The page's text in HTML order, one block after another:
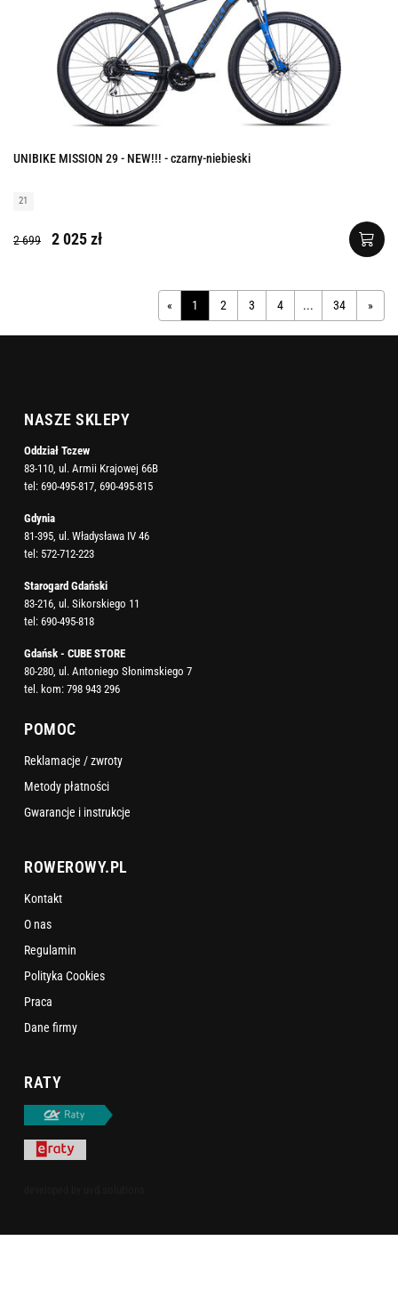
UNIBIKE MISSION 29 - NEW!!! - czarny-niebieski
21
2 699 2 025 zł
« 1 2 3 4 ... 34 »
NASZE SKLEPY
Oddział Tczew
83-110, ul. Armii Krajowej 66B
tel: 690-495-817 690-495-815
Gdynia
81-395, ul. Władysława IV 46
tel: 572-712-223
Starogard Gdański
83-216, ul. Sikorskiego 11
tel: 690-495-818
Gdańsk - CUBE STORE
80-280, ul. Antoniego Słonimskiego 7
tel. kom: 798 943 296
POMOC
Reklamacje / zwroty
Metody płatności
Gwarancje i instrukcje
ROWEROWY.PL
Kontakt
O nas
Regulamin
Polityka Cookies
Praca
Dane firmy
RATY